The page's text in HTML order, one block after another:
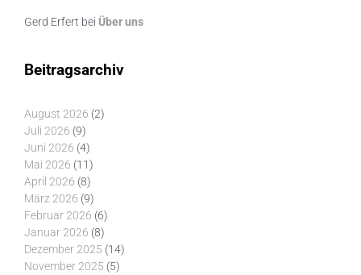
Gerd Erfert bei Über uns
Beitragsarchiv
August 2026 (2)
Juli 2026 (9)
Juni 2026 (4)
Mai 2026 (11)
April 2026 (8)
März 2026 (9)
Februar 2026 (6)
Januar 2026 (8)
Dezember 2025 (14)
November 2025 (5)